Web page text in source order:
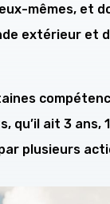
mêmes, et
extérieur et
qu’il ait 3 ans,
plusieurs